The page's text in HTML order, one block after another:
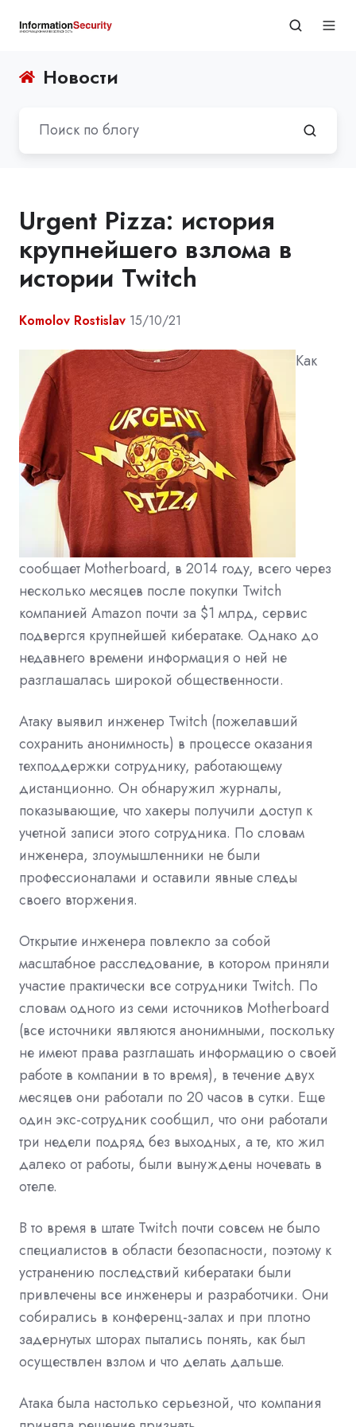
Новости
Urgent Pizza: история
крупнейшего взлома в
истории Twitch
Komolov Rostislav 15/10/21
Как
сообщает Motherboard, в 2014 году, всего через
несколько месяцев после покупки Twitch
компанией Amazon почти за $1 млрд, сервис
подвергся крупнейшей кибератаке. Однако до
недавнего времени информация о ней не
разглашалась широкой общественности.
Атаку выявил инженер Twitch (пожелавший
сохранить анонимность) в процессе оказания
техподдержки сотруднику, работающему
дистанционно. Он обнаружил журналы,
показывающие, что хакеры получили доступ к
учетной записи этого сотрудника. По словам
инженера, злоумышленники не были
профессионалами и оставили явные следы
своего вторжения.
Открытие инженера повлекло за собой
масштабное расследование, в котором приняли
участие практически все сотрудники Twitch. По
словам одного из семи источников Motherboard
(все источники являются анонимными, поскольку
не имеют права разглашать информацию о своей
работе в компании в то время), в течение двух
месяцев они работали по 20 часов в сутки. Еще
один экс-сотрудник сообщил, что они работали
три недели подряд без выходных, а те, кто жил
далеко от работы, были вынуждены ночевать в
отеле.
В то время в штате Twitch почти совсем не было
специалистов в области безопасности, поэтому к
устранению последствий кибератаки были
привлечены все инженеры и разработчики. Они
собирались в конференц-залах и при плотно
задернутых шторах пытались понять, как был
осуществлен взлом и что делать дальше.
Атака была настолько серьезной, что компания